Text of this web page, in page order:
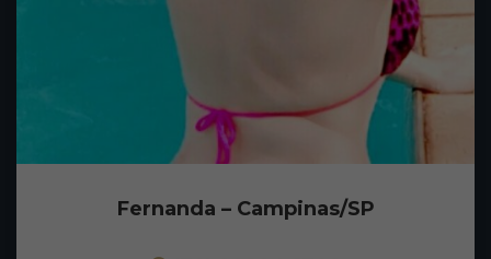
Fernanda – Campinas/SP